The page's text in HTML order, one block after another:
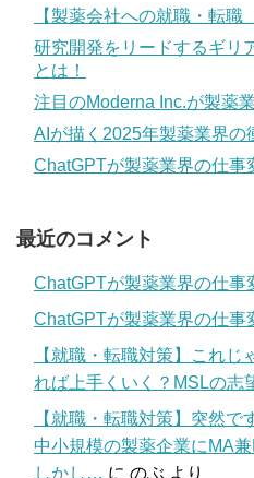
【製薬会社への就職・転職
研究開発をリードするギリ
とは！
注目のModerna Inc.が製薬
AIが描く2025年製薬業界の
ChatGPTが製薬業界の仕事
最近のコメント
ChatGPTが製薬業界の仕事
ChatGPTが製薬業界の仕事
【就職・転職対策】これ
れば上手くいく？MSLの志
【就職・転職対策】突然
中小規模の製薬企業にMA
しかし… に のぶ より